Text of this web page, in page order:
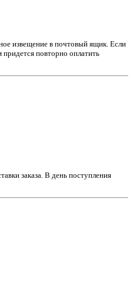
извещение в почтовый ящик. Если
повторно оплатить
заказа. В день поступления